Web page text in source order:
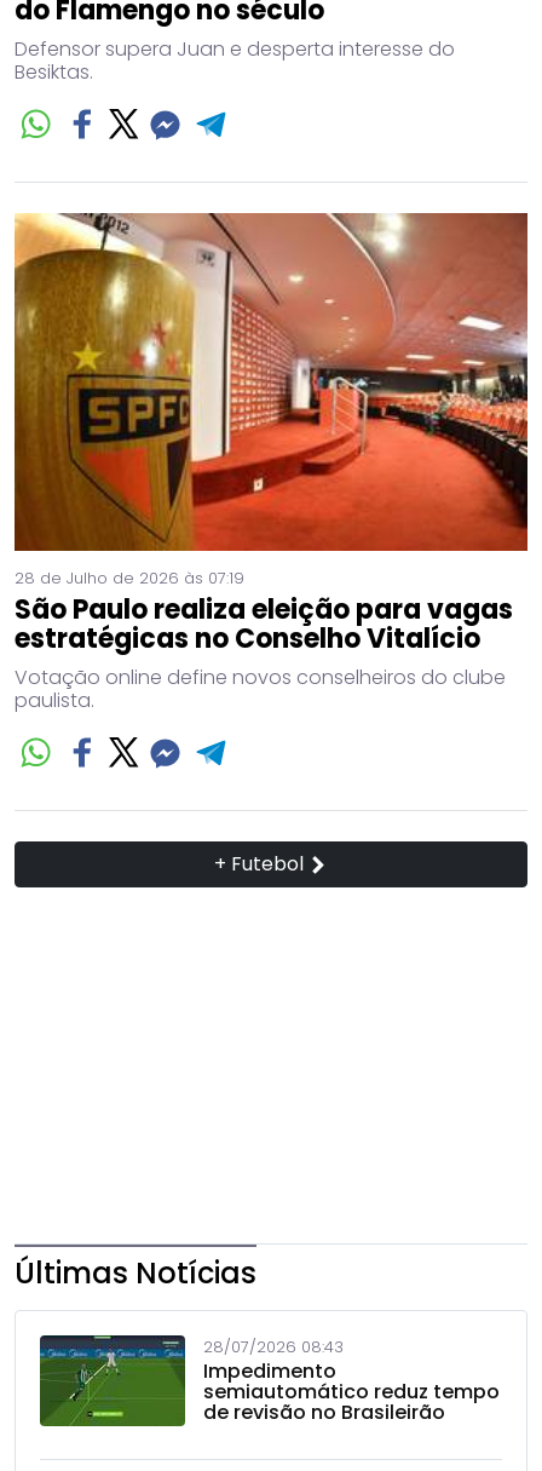
do Flamengo no século
Defensor supera Juan e desperta interesse do
Besiktas.
28 de Julho de 2026 às 07:19
São Paulo realiza eleição para vagas
estratégicas no Conselho Vitalício
Votação online define novos conselheiros do clube
paulista.
+ Futebol
Últimas Notícias
28/07/2026 08:43
Impedimento
semiautomático reduz tempo
de revisão no Brasileirão